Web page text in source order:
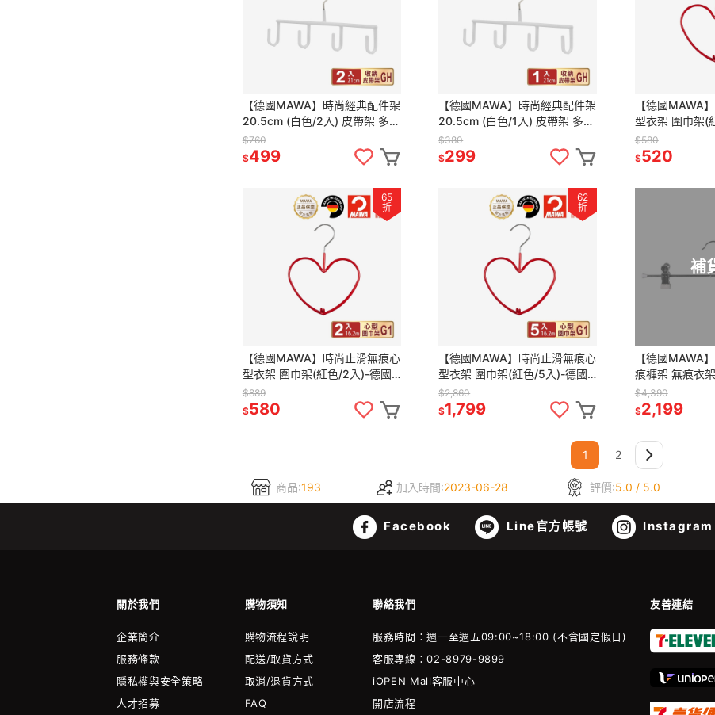
【德國MAWA】時尚經典配件架
20.5cm (白色/2入) 皮帶架 多功
能掛鉤 帽子架 多功能收納 掛皮
帶 帽子收納
$760
$499
【德國MAWA】時尚經典配件架
20.5cm (白色/1入) 皮帶架 多功
能掛鉤 帽子架 多功能收納 掛皮
帶 帽子收納
$380
$299
【德國MAWA
型衣架 圍巾架(
裝進口
$580
$520
65
折
【德國MAWA】時尚止滑無痕心
型衣架 圍巾架(紅色/2入)-德國
原裝進口
$889
$580
62
折
【德國MAWA】時尚止滑無痕心
型衣架 圍巾架(紅色/5入)-德國
原裝進口
$2,860
$1,799
補
【德國MAWA
痕褲架 無痕衣
鋼衣架 掛衣架
裝進口)-20入
$4,390
$2,199
1 2
商品:193 加入時間:2023-06-28 評價:5.0 / 5.0
Facebook Line官方帳號 Instagram
關於我們 購物須知 聯絡我們 友善連結
企業簡介
服務條款
隱私權與安全策略
人才招募
購物流程說明
配送/取貨方式
取消/退貨方式
FAQ
服務時間：週一至週五09:00~18:00 (不含國定假日)
客服專線：02-8979-9899
iOPEN Mall客服中心
開店流程